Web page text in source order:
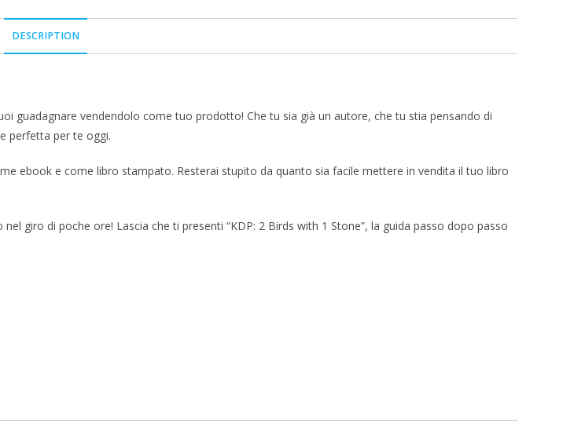
DESCRIPTION
vendendolo come tuo prodotto! Che tu sia già un autore, che tu stia pensando di
perfetta per te oggi.
ebook e come libro stampato. Resterai stupito da quanto sia facile mettere in vendita il tuo libro
giro di poche ore! Lascia che ti presenti “KDP: 2 Birds with 1 Stone”, la guida passo dopo passo